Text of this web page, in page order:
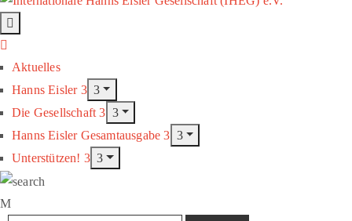
Aktuelles
Hanns Eisler
Die Gesellschaft
Hanns Eisler Gesamtausgabe
Unterstützen!